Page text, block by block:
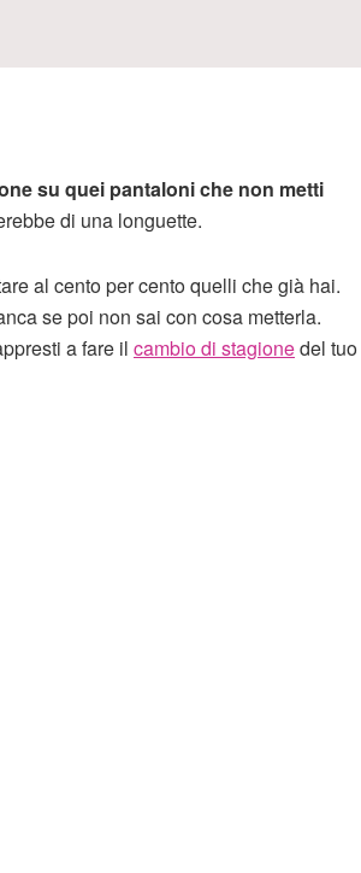
su quei pantaloni che non metti
di una longuette.
al cento per cento quelli che già hai.
se poi non sai con cosa metterla.
a fare il cambio di stagionedel tuo